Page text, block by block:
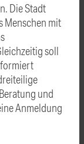
Die Stadt
Menschen mit
soll
und
Anmeldung